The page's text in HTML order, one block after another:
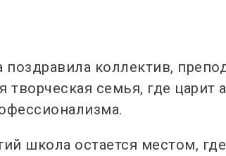
коллектив,
семья, где царит
школа остается местом,